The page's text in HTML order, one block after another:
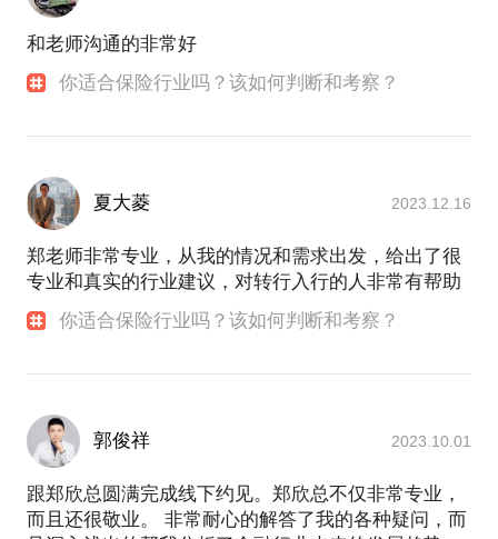
导精神和物质的双重富足，推崇MDRT事业、财富、
健康、家庭、公益、学习、分享的全人理念。大家在
平衡，创造了更满意的生活。
职业发展需求，所以对于职业规划有足够的发言权。
同时在保险也从业14年，对各家公司的产品、培训平
业数据支持，可以给咨询者提供更具高度的分析。
在这里，我可以提供的咨询包括：
2.职业发展的经验与感悟，以及对保险业多角度的分
析。希望可以给在职业转型和考察保险业的朋友们一
些参考。
荣誉及专业认证：
和老师沟通的非常好
你适合保险行业吗？该如何判断和考察？
夏大菱 2023.12.16
郑老师非常专业，从我的情况和需求出发，给出了很
专业和真实的行业建议，对转行入行的人非常有帮助
你适合保险行业吗？该如何判断和考察？
郭俊祥 2023.10.01
跟郑欣总圆满完成线下约见。郑欣总不仅非常专业，
而且还很敬业。 非常耐心的解答了我的各种疑问，而